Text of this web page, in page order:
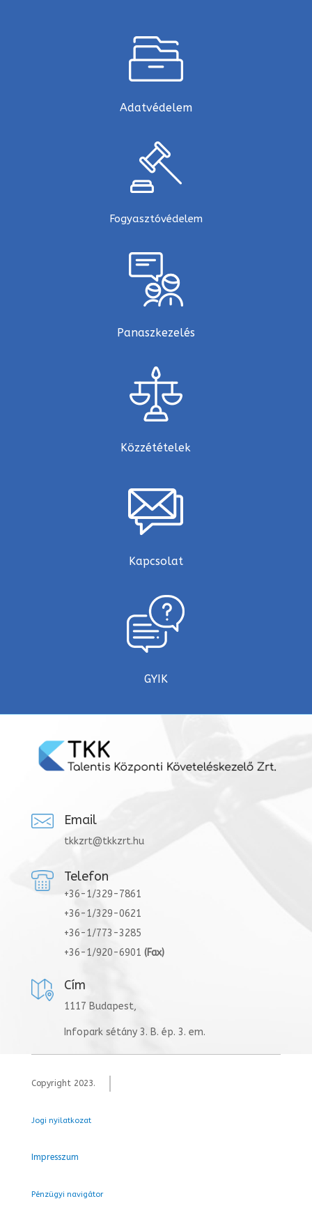
Adatvédelem
Fogyasztóvédelem
Panaszkezelés
Közzétételek
Kapcsolat
GYIK
Email
tkkzrt@tkkzrt.hu
Telefon
+36-1/329-7861
+36-1/329-0621
+36-1/773-3285
+36-1/920-6901 (Fax)
Cím
1117 Budapest,
Infopark sétány 3. B. ép. 3. em.
Copyright 2023.
Jogi nyilatkozat
Impresszum
Pénzügyi navigátor